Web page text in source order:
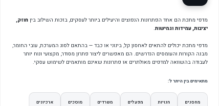
מדפי מתכת הם אחד הפתרונות הנפוצים והיעילים ביותר לעסקים, בזכות השילוב בין חוזק,
יציבות, עמידות וגמישות.
מדפי מתכת יכולים להתאים לאחסון קל, בינוני או כבד — בהתאם לסוג המערכת, עובי החומר,
מבנה הקורות והעומסים הנדרשים. הם מאפשרים ליצור פתרון מסודר, מקצועי ונוח יותר
לעבודה בהשוואה למדפים מאולתרים או פתרונות שאינם מותאמים לשימוש עסקי.
מתאימים בין היתר ל:
מחסנים חנויות מפעלים משרדים מוסכים ארכיונים